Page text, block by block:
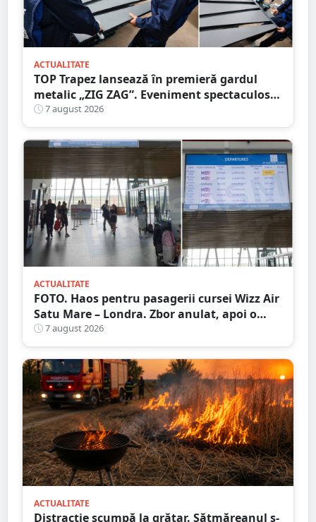
ACTUALITATE
TOP Trapez lansează în premieră gardul
metalic „ZIG ZAG”. Eveniment spectaculos
în Grădina Romei
7 august 2026
ACTUALITATE
FOTO. Haos pentru pasagerii cursei Wizz Air
Satu Mare – Londra. Zbor anulat, apoi o
nouă întârziere. Fără explicații clare
7 august 2026
ACTUALITATE
Distracție scumpă la grătar. Sătmăreanul s-